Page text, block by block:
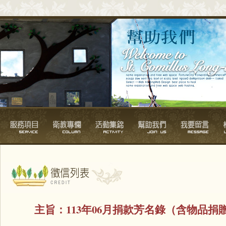
主旨： 113年06月捐款芳名錄（含物品捐